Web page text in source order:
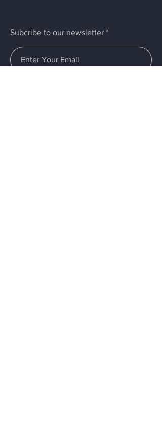
Subcribe to our newsletter